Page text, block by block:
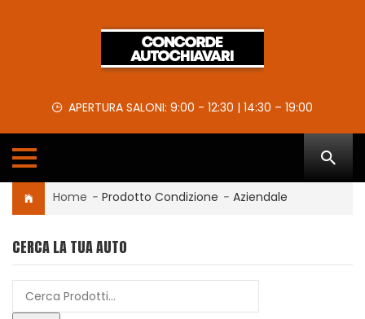
APERTURA SALONI: 9:00 - 12:30 | 14:30 – 19:00
Home - Prodotto Condizione - Aziendale
CERCA LA TUA AUTO